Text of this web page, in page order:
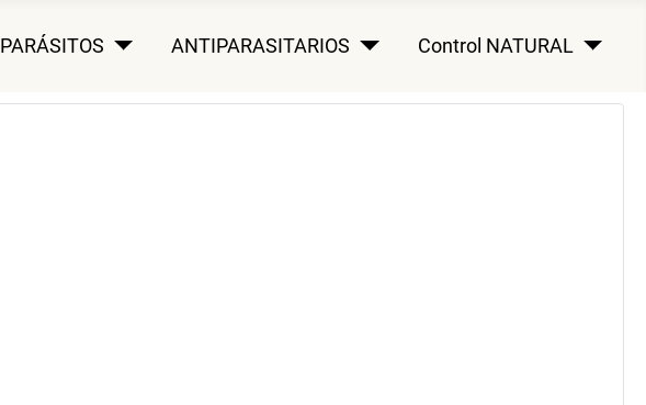
PARÁSITOS ANTIPARASITARIOS Control NATURAL